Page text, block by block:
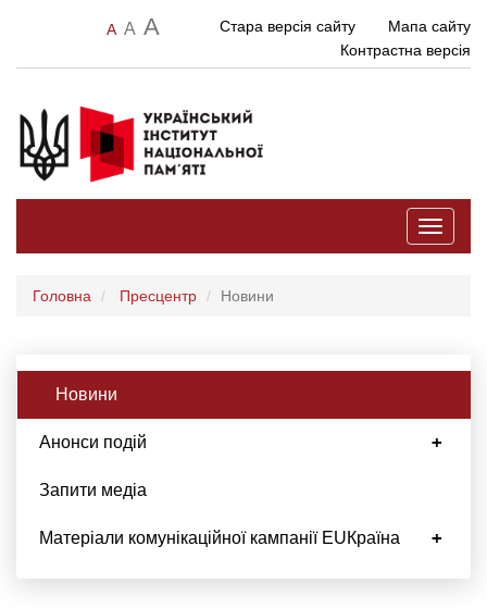
A A A Стара версія сайту
Мапа сайту
Контрастна версія
Toggle
Головна Пресцентр Новини
Новини
Анонси подій
Запити медіа
Матеріали комунікаційної кампанії EUКраїна